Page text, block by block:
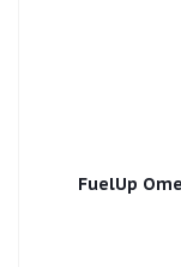
FuelUp